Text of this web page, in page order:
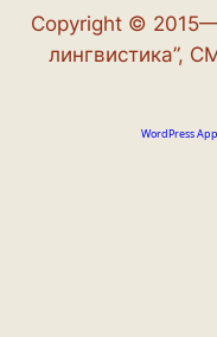
Copyright ©
лингвистика”,
WordPress